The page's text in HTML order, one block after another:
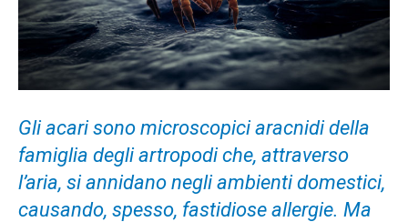
Gli acari sono microscopici aracnidi della
famiglia degli artropodi che, attraverso
l’aria, si annidano negli ambienti domestici,
causando, spesso, fastidiose allergie. Ma